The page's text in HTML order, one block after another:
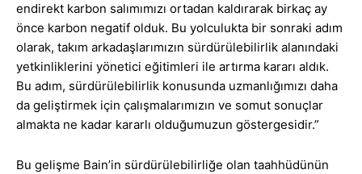
endirekt karbon salımımızı ortadan kaldırarak birkaç ay
önce karbon negatif olduk. Bu yolculukta bir sonraki adım
olarak, takım arkadaşlarımızın sürdürülebilirlik alanındaki
yetkinliklerini yönetici eğitimleri ile artırma kararı aldık.
Bu adım, sürdürülebilirlik konusunda uzmanlığımızı daha
da geliştirmek için çalışmalarımızın ve somut sonuçlar
almakta ne kadar kararlı olduğumuzun göstergesidir.”
Bu gelişme Bain’in sürdürülebilirliğe olan taahhüdünün